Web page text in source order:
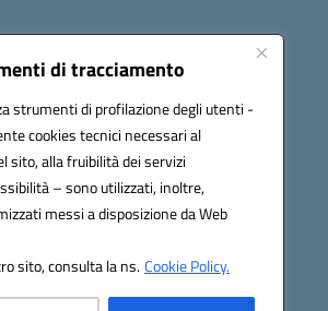
di tracciamento
strumenti di profilazione degli utenti -
cookies tecnici necessari al
sito, alla fruibilità dei servizi
– sono utilizzati, inoltre,
messi a disposizione da Web
sito, consulta la ns.Cookie Policy.
Seguici su: